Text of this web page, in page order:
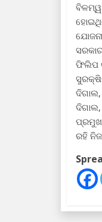
ବିଳମ୍ୱ
ଫିଲିପ
ଦିଗାଲ,
ପ୍ରମୁଖ
ରହି